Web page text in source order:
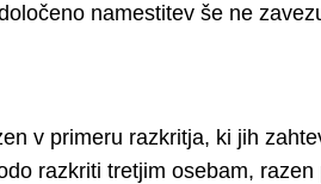
namestitev še ne
v primeru razkritja, ki jih
razkriti tretjim osebam,